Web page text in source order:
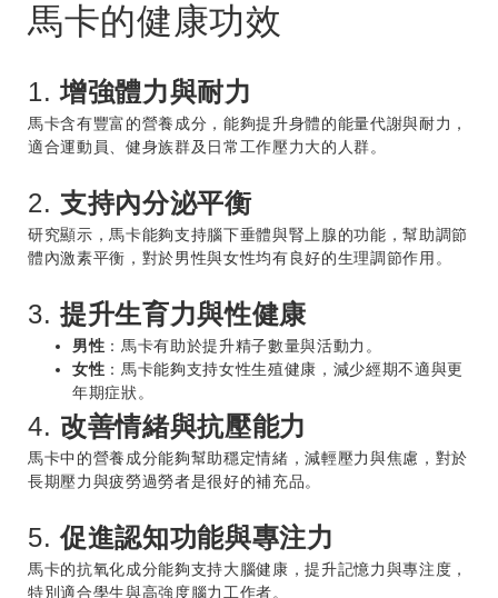
馬卡的健康功效
1.增強體力與耐力
馬卡含有豐富的營養成分，能夠提升身體的能量代謝與耐力，
適合運動員、健身族群及日常工作壓力大的人群。
2. 支持內分泌平衡
研究顯示，馬卡能夠支持腦下垂體與腎上腺的功能，幫助調節
體內激素平衡，對於男性與女性均有良好的生理調節作用。
3. 提升生育力與性健康
男性 ：馬卡有助於提升精子數量與活動力。
女性 ：馬卡能夠支持女性生殖健康，減少經期不適與更
年期症狀。
4. 改善情緒與抗壓能力
馬卡中的營養成分能夠幫助穩定情緒，減輕壓力與焦慮，對於
長期壓力與疲勞過勞者是很好的補充品。
5.促進認知功能與專注力
馬卡的抗氧化成分能夠支持大腦健康，提升記憶力與專注度，
特別適合學生與高強度腦力工作者。